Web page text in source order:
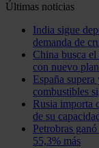
Últimas noticias
India sigue
demanda de
China busca
con nuevo
España
combustibles
Rusia importa
de su
Petrobras
55,3% más